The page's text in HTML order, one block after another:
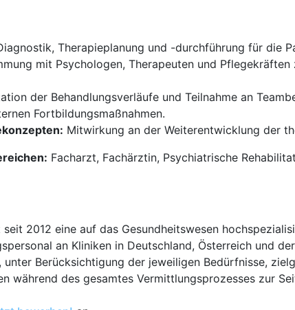
Therapieplanung und -durchführung für die
mit Psychologen, Therapeuten und
der Behandlungsverläufe und Teilnahme an
Fortbildungsmaßnahmen.
Mitwirkung an der Weiterentwicklung der
Facharzt, Fachärztin, Psychiatrische
seit 2012 eine auf das Gesundheitswesen
an Kliniken in Deutschland, Österreich und
Berücksichtigung der jeweiligen Bedürfnisse,
während des gesamtes Vermittlungsprozesses zur